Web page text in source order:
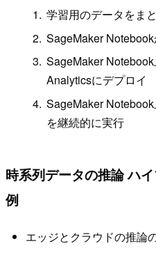
学習用のデータをま
SageMaker
SageMaker
Analyticsにデプロイ
SageMaker
を継続的に実行
時系列データの推論 ハ
例
エッジとクラウドの推論